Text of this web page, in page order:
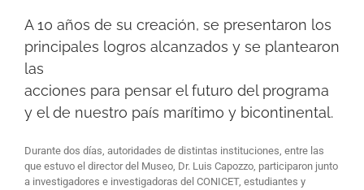
A 10 años de su creación, se presentaron los
principales logros alcanzados y se plantearon
las
acciones para pensar el futuro del programa
y el de nuestro país marítimo y bicontinental.
Durante dos días, autoridades de distintas instituciones, entre las
que estuvo el director del Museo, Dr. Luis Capozzo, participaron junto
a investigadores e investigadoras del CONICET, estudiantes y